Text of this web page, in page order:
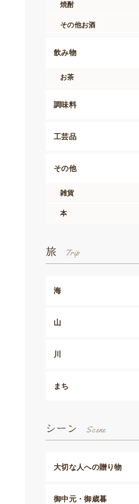
焼酎
その他お酒
飲み物
お茶
調味料
工芸品
その他
雑貨
本
旅
海
山
川
まち
シーン
大切な人への贈り物
御中元・御歳暮